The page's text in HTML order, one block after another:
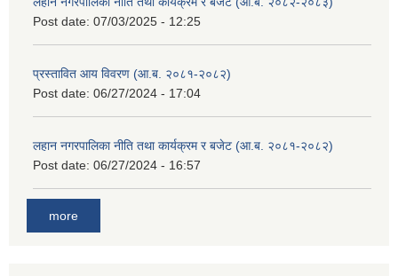
Post date: 07/03/2025 - 12:25
प्रस्तावित आय विवरण (आ.ब. २०८१-२०८२)
Post date: 06/27/2024 - 17:04
लहान नगरपालिका नीति तथा कार्यक्रम र बजेट (आ.ब. २०८१-२०८२)
Post date: 06/27/2024 - 16:57
more